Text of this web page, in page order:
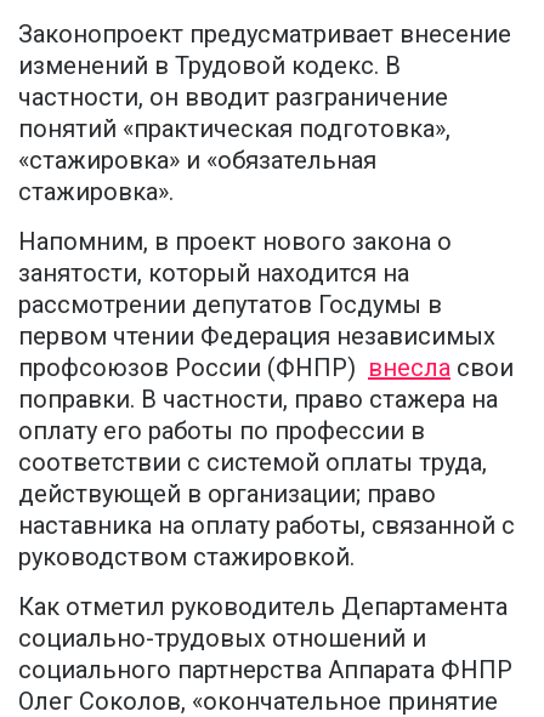
Законопроект предусматривает внесение
изменений в Трудовой кодекс. В
частности, он вводит разграничение
понятий «практическая подготовка»,
«стажировка» и «обязательная
стажировка».
Напомним, в проект нового закона о
занятости, который находится на
рассмотрении депутатов Госдумы в
первом чтении Федерация независимых
профсоюзов России (ФНПР) внесла свои
поправки. В частности, право стажера на
оплату его работы по профессии в
соответствии с системой оплаты труда,
действующей в организации; право
наставника на оплату работы, связанной с
руководством стажировкой.
Как отметил руководитель Департамента
социально-трудовых отношений и
социального партнерства Аппарата ФНПР
Олег Соколов, «окончательное принятие